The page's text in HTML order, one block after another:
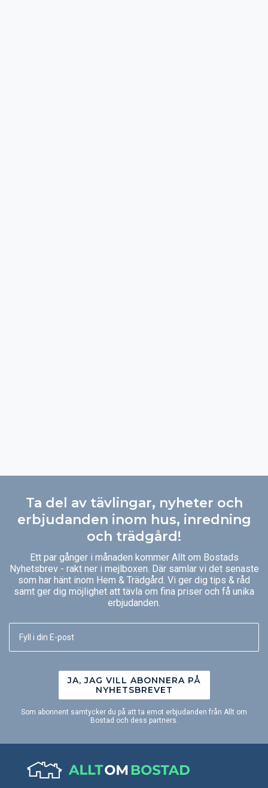
Ta del av tävlingar, nyheter och
erbjudanden inom hus, inredning
och trädgård!
Ett par gånger i månaden kommer Allt om Bostads
Nyhetsbrev - rakt ner i mejlboxen. Där samlar vi det senaste
som har hänt inom Hem & Trädgård. Vi ger dig tips & råd
samt ger dig möjlighet att tävla om fina priser och få unika
erbjudanden.
JA, JAG VILL ABONNERA PÅ
NYHETSBREVET
Som abonnent samtycker du på att ta emot erbjudanden från Allt om
Bostad och dess partners.